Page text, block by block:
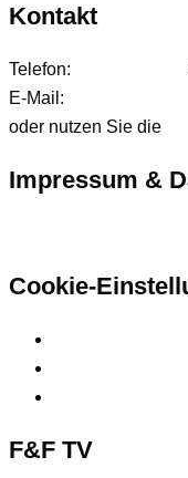
Kontakt
Telefon:
E-Mail:
oder nutzen Sie die
Impressum &
Cookie-
F&F TV